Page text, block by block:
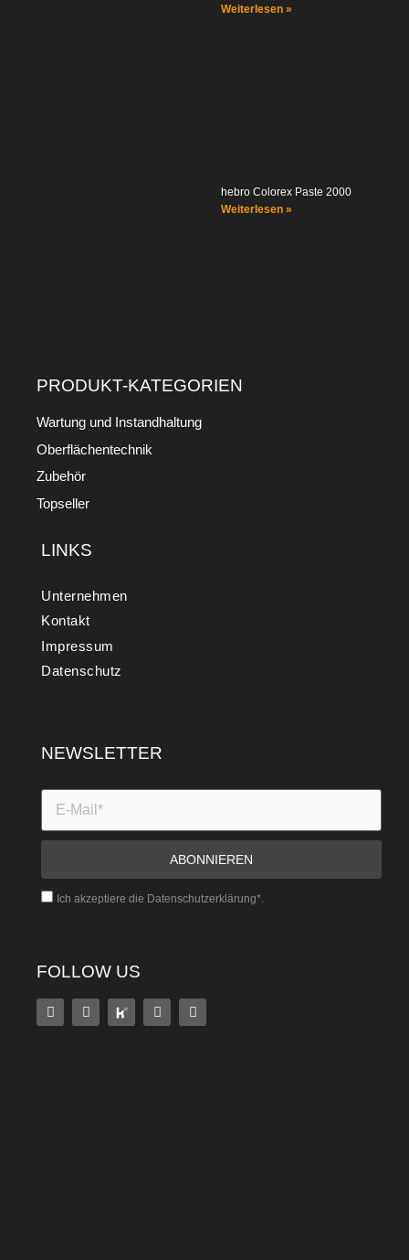
Weiterlesen »
hebro Colorex Paste 2000
Weiterlesen »
PRODUKT-KATEGORIEN
Wartung und Instandhaltung
Oberflächentechnik
Zubehör
Topseller
LINKS
Unternehmen
Kontakt
Impressum
Datenschutz
NEWSLETTER
Ich akzeptiere die Datenschutzerklärung*.
FOLLOW US